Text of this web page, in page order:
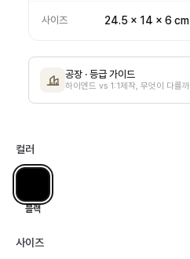
사이즈 24.5 x 14 x 6 cm
공장 · 등급 가이드
하이엔드 vs 1:1제작, 무엇이 다를까
컬러
블랙
사이즈